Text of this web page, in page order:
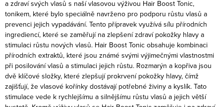
a zdraví svých vlasů s naší vlasovou výživou Hair Boost Tonic,
tonikem, které bylo speciálně navrženo pro podporu růstu vlasů a
prevenci jejich vypadávání. Tento přípravek využívá sílu přírodních
ingrediencí, které se zaměřují na zlepšení zdraví pokožky hlavy a
stimulaci růstu nových vlasů. Hair Boost Tonic obsahuje kombinaci
přírodních extraktů, které jsou známé svými výjimečnými vlastnostmi
při posilování vlasů a stimulaci jejich růstu. Rozmarýn a kopřiva jsou
dvě klíčové složky, které zlepšují prokrvení pokožky hlavy, čímž
zajišťují, že vlasové kořínky dostávají potřebné živiny a kyslík. Tato
stimulace vede k rychlejšímu a silnějšímu růstu vlasů a jejich větší